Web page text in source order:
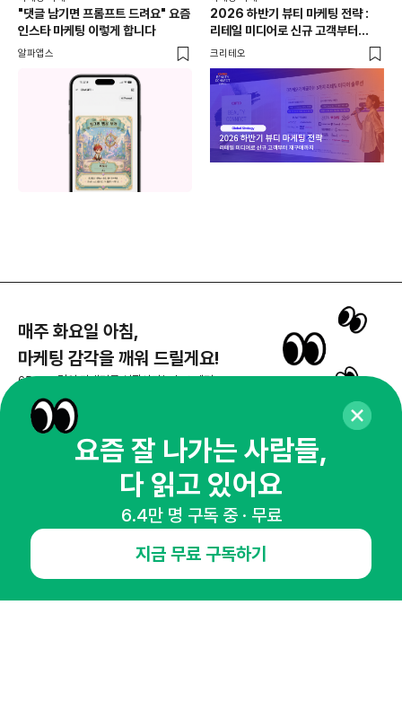
"댓글 남기면 프롬프트 드려요" 요즘
인스타 마케팅 이렇게 합니다
알파앱스
2026 하반기 뷰티 마케팅 전략 :
리테일 미디어로 신규 고객부터
재구매까지
크리테오
매주 화요일 아침,
마케팅 감각을 깨워 드릴게요!
65,043명의 마케터를 성장시키는 뉴스레터
뉴스레터 구독하기
공지사항 제휴문의
인사이터 신청
뉴스레터
광고안내
요즘 잘 나가는 사람들,
다 읽고 있어요
6.4만 명 구독 중 · 무료
지금 무료 구독하기